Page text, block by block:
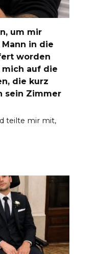
um mir
in die
worden
auf die
die kurz
sein Zimmer
teilte mir mit,